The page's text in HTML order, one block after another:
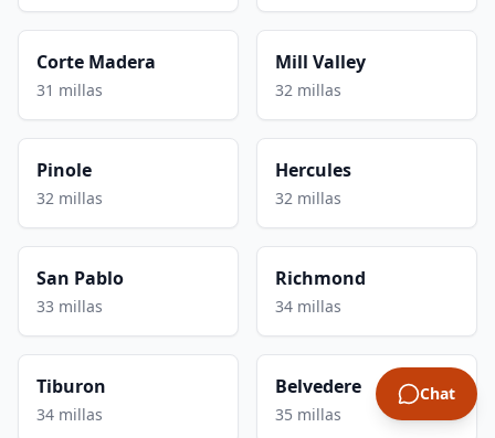
Corte Madera
31 millas
Mill Valley
32 millas
Pinole
32 millas
Hercules
32 millas
San Pablo
33 millas
Richmond
34 millas
Tiburon
34 millas
Belvedere
35 millas
Chat